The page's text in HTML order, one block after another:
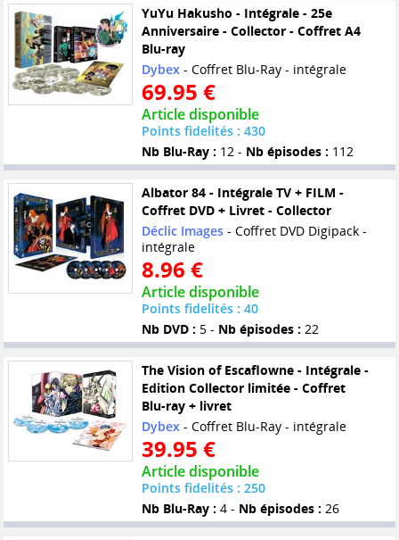
YuYu Hakusho - Intégrale - 25e
Anniversaire - Collector - Coffret A4
Blu-ray
Dybex- Coffret Blu-Ray - intégrale
69.95 €
Article disponible
Points fidelités : 430
Nb Blu-Ray : 12 - Nb épisodes : 112
Albator 84 - Intégrale TV + FILM -
Coffret DVD + Livret - Collector
Déclic Images- Coffret DVD Digipack -
intégrale
8.96 €
Article disponible
Points fidelités : 40
Nb DVD : 5 - Nb épisodes : 22
The Vision of Escaflowne - Intégrale -
Edition Collector limitée - Coffret
Blu-ray + livret
Dybex- Coffret Blu-Ray - intégrale
39.95 €
Article disponible
Points fidelités : 250
Nb Blu-Ray : 4 - Nb épisodes : 26